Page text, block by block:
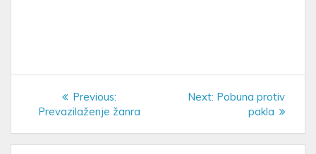
navigation
Previous:
post:
Prevazilaženje žanra
Next: Next
Pobuna protiv
pakla